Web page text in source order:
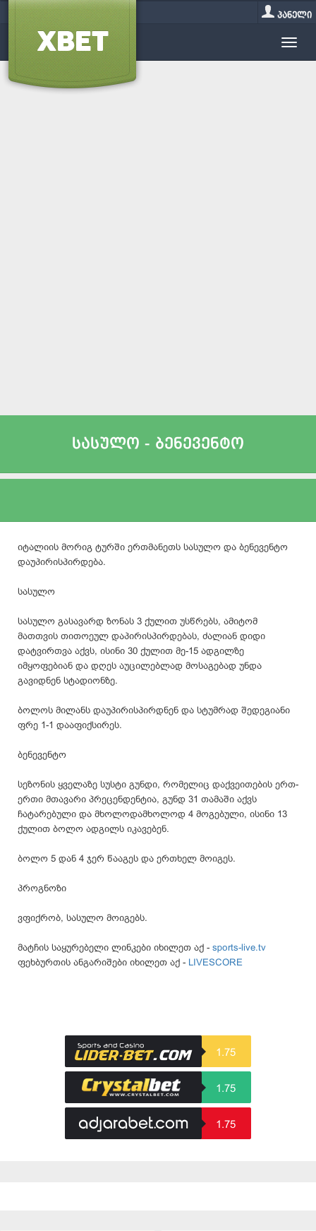
პანელი
სასულო - ბენევენტო
იტალიის მორიგ ტურში ერთმანეთს სასულო და ბენევენტო
დაუპირისპირდება.
სასულო
სასულო გასავარდ ზონას 3 ქულით უსწრებს, ამიტომ
მათთვის თითოეულ დაპირისპირდებას, ძალიან დიდი
დატვირთვა აქვს, ისინი 30 ქულით მე-15 ადგილზე
იმყოფებიან და დღეს აუცილებლად მოსაგებად უნდა
გავიდნენ სტადიონზე.
ბოლოს მილანს დაუპირისპირდნენ და სტუმრად შედეგიანი
ფრე 1-1 დააფიქსირეს.
ბენევენტო
სეზონის ყველაზე სუსტი გუნდი, რომელიც დაქვეითების ერთ-
ერთი მთავარი პრეცენდენტია, გუნდ 31 თამაში აქვს
ჩატარებული და მხოლოდამხოლოდ 4 მოგებული, ისინი 13
ქულით ბოლო ადგილს იკავებენ.
ბოლო 5 დან 4 ჯერ წააგეს და ერთხელ მოიგეს.
პროგნოზი
ვფიქრობ, სასულო მოიგებს.
მატჩის საყურებელი ლინკები იხილეთ აქ - sports-live.tv
ფეხბურთის ანგარიშები იხილეთ აქ - LIVESCORE
1.75
1.75
1.75